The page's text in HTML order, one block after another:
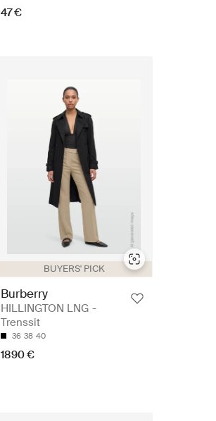
47 €
BUYERS' PICK
Burberry
HILLINGTON LNG -
Trenssit
36 38 40
1890 €